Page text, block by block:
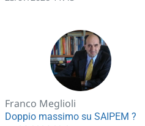
Franco Meglioli
Doppio massimo su SAIPEM ?